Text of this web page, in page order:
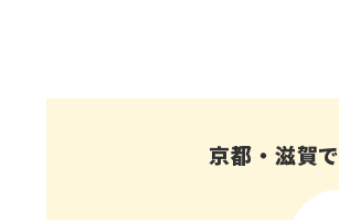
京都・滋賀